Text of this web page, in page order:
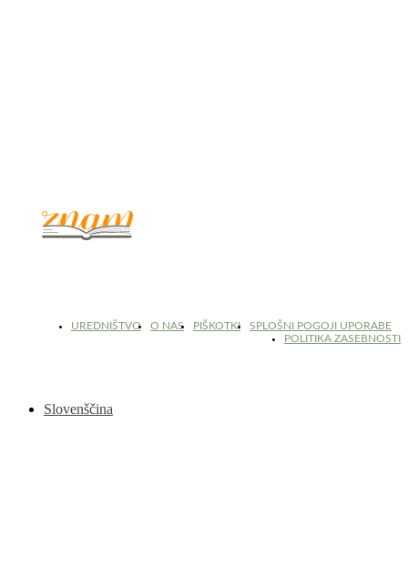
UREDNIŠTVO O NAS PIŠKOTKI
SPLOŠNI POGOJI UPORABE
POLITIKA ZASEBNOSTI
Slovenščina